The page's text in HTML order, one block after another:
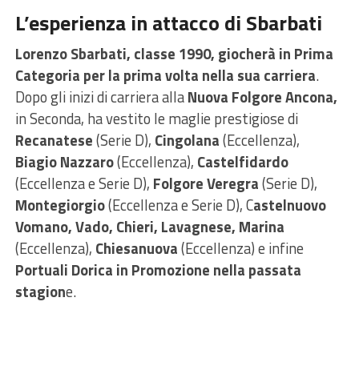
L’esperienza in attacco di Sbarbati
Lorenzo Sbarbati, classe 1990, giocherà in Prima
Categoria per la prima volta nella sua carriera.
Dopo gli inizi di carriera allaNuova Folgore Ancona,
in Seconda, ha vestito le maglie prestigiose di
Recanatese(Serie D), Cingolana(Eccellenza),
Biagio Nazzaro(Eccellenza), Castelfidardo
(Eccellenza e Serie D), Folgore Veregra(Serie D),
Montegiorgio(Eccellenza e Serie D), Castelnuovo
Vomano, Vado, Chieri, Lavagnese, Marina
(Eccellenza), Chiesanuova(Eccellenza) e infine
Portuali Dorica in Promozione nella passata
stagione.